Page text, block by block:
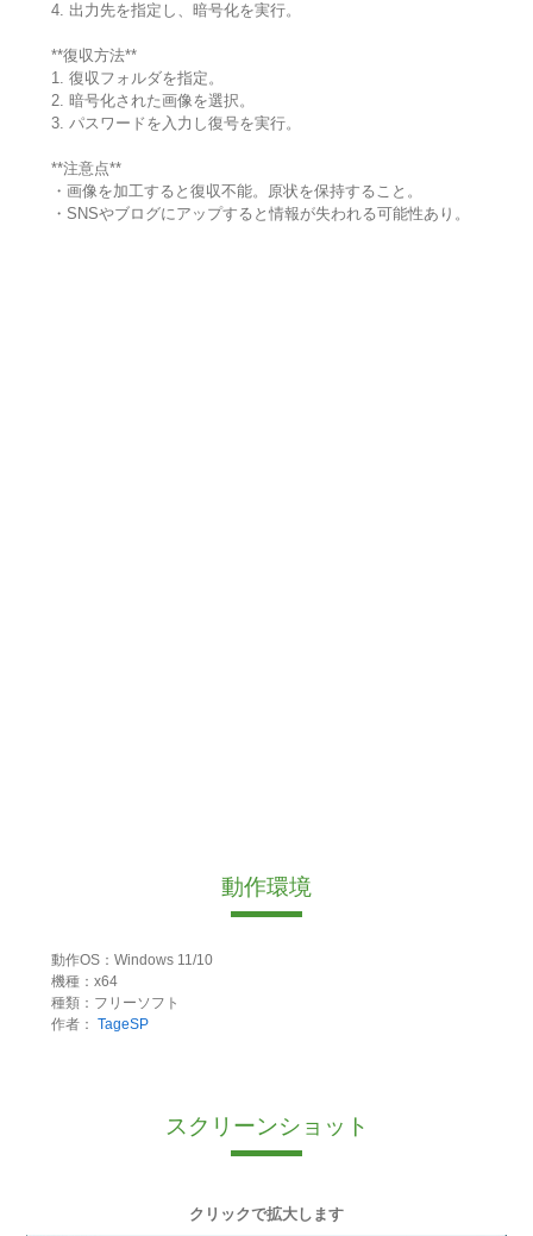
4. 出力先を指定し、暗号化を実行。
**復収方法**
1. 復収フォルダを指定。
2. 暗号化された画像を選択。
3. パスワードを入力し復号を実行。
**注意点**
・画像を加工すると復収不能。原状を保持すること。
・SNSやブログにアップすると情報が失われる可能性あり。
動作環境
動作OS：Windows 11/10
機種：x64
種類：フリーソフト
作者： TageSP
スクリーンショット
クリックで拡大します